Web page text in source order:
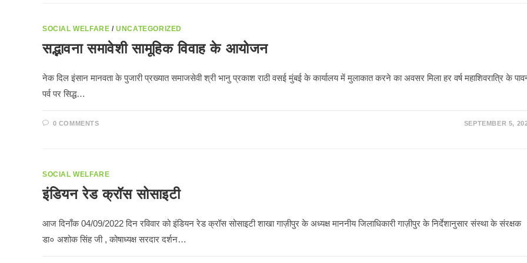
SOCIAL WELFARE /UNCATEGORIZED
सद्भावना समावेशी सामूहिक विवाह के आयोजन
नेक दिल इंसान मानवता के पुजारी प्रख्यात समाजसेवी श्री भानु प्रकाश राठी वसई मुंबई के कार्यालय में मुलाकात करने का अवसर मिला हर वर्ष महाशिवरात्रि के
पर्व पर सिद्ध…
0 COMMENTS SEPTEMBER 5,
SOCIAL WELFARE
इंडियन रेड क्रॉस सोसाइटी
आज दिनाँक 04/09/2022 दिन रविवार को इंडियन रेड क्रॉस सोसाइटी शाखा गाज़ीपुर के अध्यक्ष माननीय जिलाधिकारी गाज़ीपुर के निर्देशानुसार संस्था के संरक्षक
डा० अशोक सिंह जी , कोषाध्यक्ष सरदार दर्शन…